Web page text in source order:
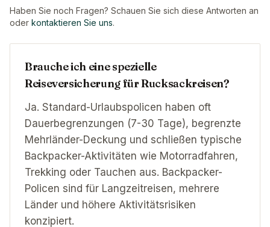
Haben Sie noch Fragen? Schauen Sie sich diese Antworten an
oder kontaktieren Sie uns.
Brauche ich eine spezielle
Reiseversicherung für Rucksackreisen?
Ja. Standard-Urlaubspolicen haben oft
Dauerbegrenzungen (7-30 Tage), begrenzte
Mehrländer-Deckung und schließen typische
Backpacker-Aktivitäten wie Motorradfahren,
Trekking oder Tauchen aus. Backpacker-
Policen sind für Langzeitreisen, mehrere
Länder und höhere Aktivitätsrisiken
konzipiert.